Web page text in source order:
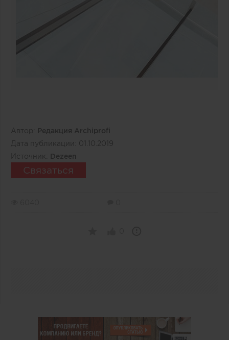
Автор:
Редакция Archiprofi
Дата публикации: 01.10.2019
Источник:
Dezeen
Связаться